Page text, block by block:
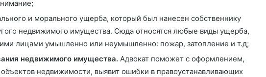
и морального ущерба, который был нанесен собственнику
недвижимого имущества. Сюда относятся любые виды ущерба,
лицами умышленно или неумышленно: пожар, затопление и т.д;
недвижимого имущества. Адвокат поможет с оформлением,
недвижимости, выявит ошибки в правоустанавливающих